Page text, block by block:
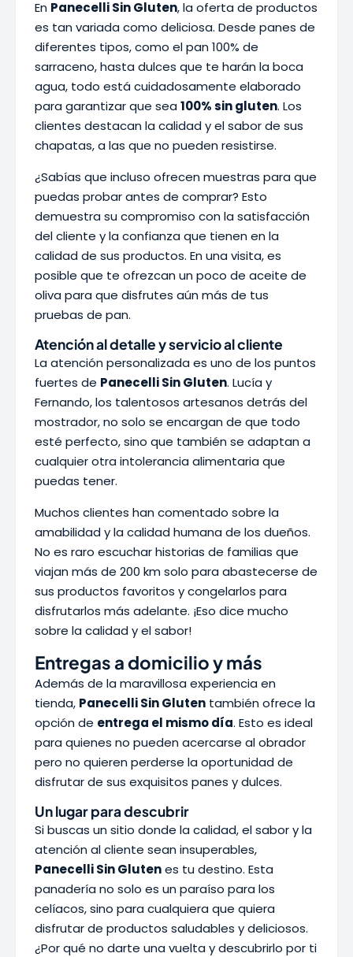
En Panecelli Sin Gluten, la oferta de productos
es tan variada como deliciosa. Desde panes de
diferentes tipos, como el pan 100% de
sarraceno, hasta dulces que te harán la boca
agua, todo está cuidadosamente elaborado
para garantizar que sea 100% sin gluten. Los
clientes destacan la calidad y el sabor de sus
chapatas, a las que no pueden resistirse.
¿Sabías que incluso ofrecen muestras para que
puedas probar antes de comprar? Esto
demuestra su compromiso con la satisfacción
del cliente y la confianza que tienen en la
calidad de sus productos. En una visita, es
posible que te ofrezcan un poco de aceite de
oliva para que disfrutes aún más de tus
pruebas de pan.
Atención al detalle y servicio al cliente
La atención personalizada es uno de los puntos
fuertes de Panecelli Sin Gluten. Lucía y
Fernando, los talentosos artesanos detrás del
mostrador, no solo se encargan de que todo
esté perfecto, sino que también se adaptan a
cualquier otra intolerancia alimentaria que
puedas tener.
Muchos clientes han comentado sobre la
amabilidad y la calidad humana de los dueños.
No es raro escuchar historias de familias que
viajan más de 200 km solo para abastecerse de
sus productos favoritos y congelarlos para
disfrutarlos más adelante. ¡Eso dice mucho
sobre la calidad y el sabor!
Entregas a domicilio y más
Además de la maravillosa experiencia en
tienda, Panecelli Sin Gluten también ofrece la
opción de entrega el mismo día. Esto es ideal
para quienes no pueden acercarse al obrador
pero no quieren perderse la oportunidad de
disfrutar de sus exquisitos panes y dulces.
Un lugar para descubrir
Si buscas un sitio donde la calidad, el sabor y la
atención al cliente sean insuperables,
Panecelli Sin Glutenes tu destino. Esta
panadería no solo es un paraíso para los
celíacos, sino para cualquiera que quiera
disfrutar de productos saludables y deliciosos.
¿Por qué no darte una vuelta y descubrirlo por ti